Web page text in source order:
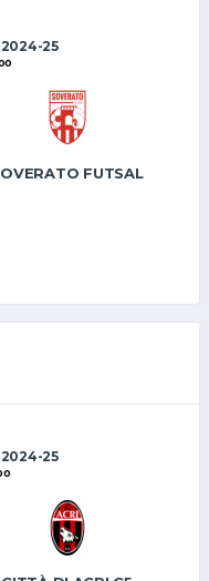
2024-25
FUTSAL
2024-25